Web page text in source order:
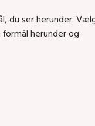
du ser herunder.
herunder og